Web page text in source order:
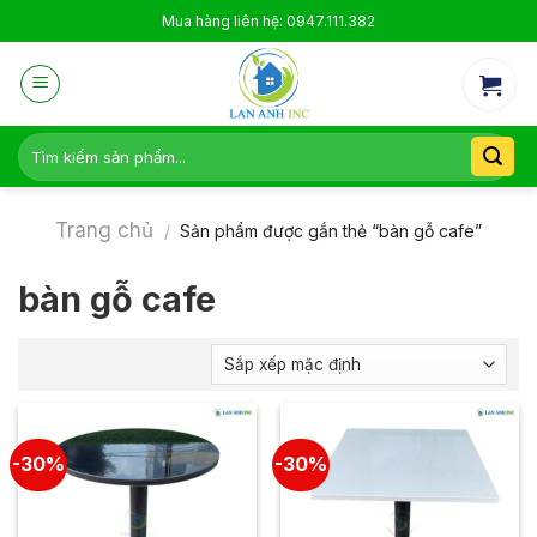
to
content
Mua hàng liên hệ: 0947.111.382
Tìm
kiếm:
Trang chủ / Sản phẩm được gắn thẻ “bàn gỗ cafe”
bàn gỗ cafe
-30% -30%